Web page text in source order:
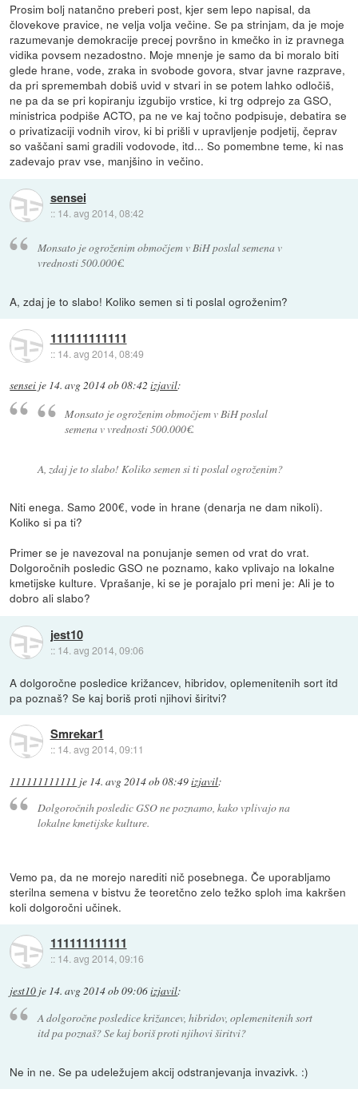
Prosim bolj natančno preberi post, kjer sem lepo napisal, da
človekove pravice, ne velja volja večine. Se pa strinjam, da je moje
razumevanje demokracije precej površno in kmečko in iz pravnega
vidika povsem nezadostno. Moje mnenje je samo da bi moralo biti
glede hrane, vode, zraka in svobode govora, stvar javne razprave,
da pri spremembah dobiš uvid v stvari in se potem lahko odločiš,
ne pa da se pri kopiranju izgubijo vrstice, ki trg odprejo za GSO,
ministrica podpiše ACTO, pa ne ve kaj točno podpisuje, debatira se
o privatizaciji vodnih virov, ki bi prišli v upravljenje podjetij, čeprav
so vaščani sami gradili vodovode, itd... So pomembne teme, ki nas
zadevajo prav vse, manjšino in večino.
sensei
:: 14. avg 2014, 08:42
Monsato je ogroženim območjem v BiH poslal semena v
vrednosti 500.000€.
A, zdaj je to slabo! Koliko semen si ti poslal ogroženim?
111111111111
:: 14. avg 2014, 08:49
sensei je 14. avg 2014 ob 08:42 izjavil:
Monsato je ogroženim območjem v BiH poslal
semena v vrednosti 500.000€.
A, zdaj je to slabo! Koliko semen si ti poslal ogroženim?
Niti enega. Samo 200€, vode in hrane (denarja ne dam nikoli).
Koliko si pa ti?
Primer se je navezoval na ponujanje semen od vrat do vrat.
Dolgoročnih posledic GSO ne poznamo, kako vplivajo na lokalne
kmetijske kulture. Vprašanje, ki se je porajalo pri meni je: Ali je to
dobro ali slabo?
jest10
:: 14. avg 2014, 09:06
A dolgoročne posledice križancev, hibridov, oplemenitenih sort itd
pa poznaš? Se kaj boriš proti njihovi širitvi?
Smrekar1
:: 14. avg 2014, 09:11
111111111111 je 14. avg 2014 ob 08:49izjavil:
Dolgoročnih posledic GSO ne poznamo, kako vplivajo na
lokalne kmetijske kulture.
Vemo pa, da ne morejo narediti nič posebnega. Če uporabljamo
sterilna semena v bistvu že teoretčno zelo težko sploh ima kakršen
koli dolgoročni učinek.
111111111111
:: 14. avg 2014, 09:16
jest10 je 14. avg 2014 ob 09:06izjavil:
A dolgoročne posledice križancev, hibridov, oplemenitenih sort
itd pa poznaš? Se kaj boriš proti njihovi širitvi?
Ne in ne. Se pa udeležujem akcij odstranjevanja invazivk. :)